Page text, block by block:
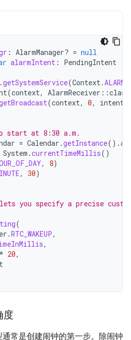
: AlarmManager? = null
alarmIntent :
PendingIntent
.getSystemService(Context.
(context, AlarmReceiver ::class
(context, 0, intent
start at 8:30 a.m.
= Calendar .getInstance().
System .currentTimeMillis()
, 8)
, 30)
you specify a precise
(
.RTC_WAKEUP,
,
* 20,
度
常是创建闹钟的第一步。除闹钟